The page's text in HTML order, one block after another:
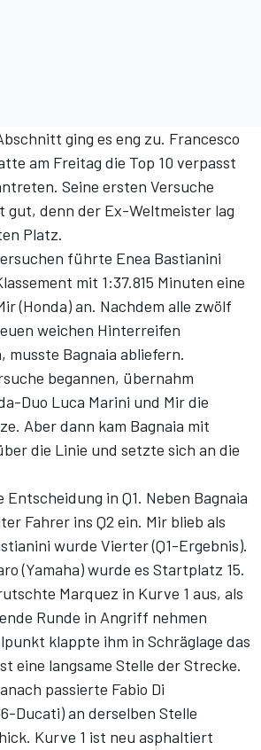
ging es eng zu. Francesco
am Freitag die Top 10 verpasst
Seine ersten Versuche
gut, denn der Ex-Weltmeister lag
Platz.
führte Enea Bastianini
mit 1:37.815 Minuten eine
(Honda) an. Nachdem alle zwölf
weichen Hinterreifen
musste Bagnaia abliefern.
begannen, übernahm
Duo Luca Marini und Mir die
Aber dann kam Bagnaia mit
die Linie und setzte sich an die
Entscheidung in Q1. Neben Bagnaia
Fahrer ins Q2 ein. Mir blieb als
wurde Vierter (Q1-Ergebnis).
(Yamaha) wurde es Startplatz 15.
Marquez in Kurve 1 aus, als
Runde in Angriff nehmen
klappte ihm in Schräglage das
eine langsame Stelle der Strecke.
passierte Fabio Di
Ducati) an derselben Stelle
Kurve 1 ist neu asphaltiert